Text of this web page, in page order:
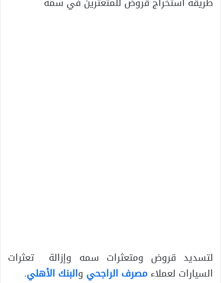
لتسديد قروض ومتعثرات سمه وإزالة تعثرات
السيارات لعملاءمصرف الراجحي والبنك الأهلي.